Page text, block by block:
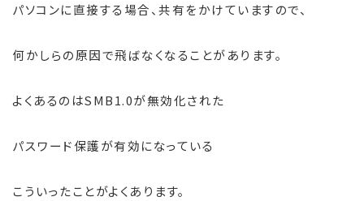
パソコンに直接する場合、共有をかけていますので、
何かしらの原因で飛ばなくなることがあります。
よくあるのはSMB1.0が無効化された
パスワード保護が有効になっている
こういったことがよくあります。